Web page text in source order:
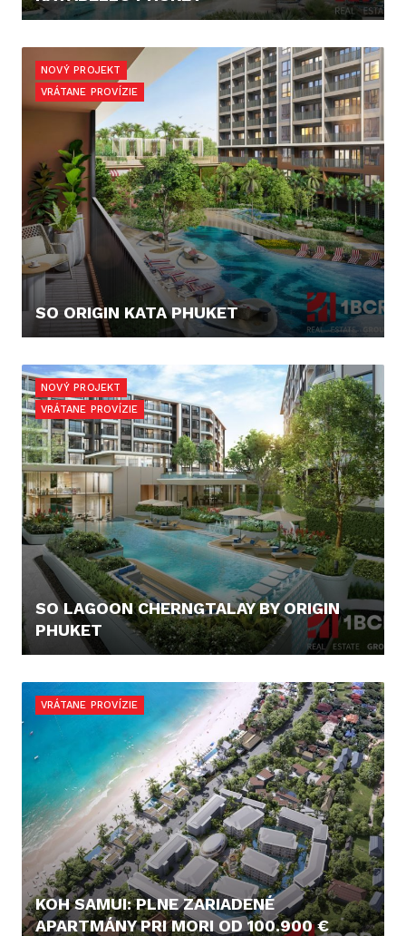
NOVÝ PROJEKT
VRÁTANE PROVÍZIE
SO ORIGIN KATA PHUKET
NOVÝ PROJEKT
VRÁTANE PROVÍZIE
SO LAGOON CHERNGTALAY BY ORIGIN
PHUKET
VRÁTANE PROVÍZIE
KOH SAMUI: PLNE ZARIADENÉ
APARTMÁNY PRI MORI OD 100.900 €